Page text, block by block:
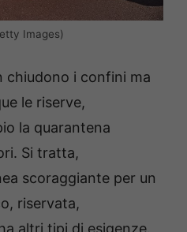
Images)
chiudono i confini ma
le riserve,
la quarantena
Si tratta,
scoraggiante per un
riservata,
altri tipi di esigenze.